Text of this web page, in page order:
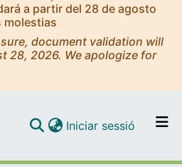
a partir del 28 de agosto
molestias
document validation will
28, 2026. We apologize for
Iniciar sessió (current)